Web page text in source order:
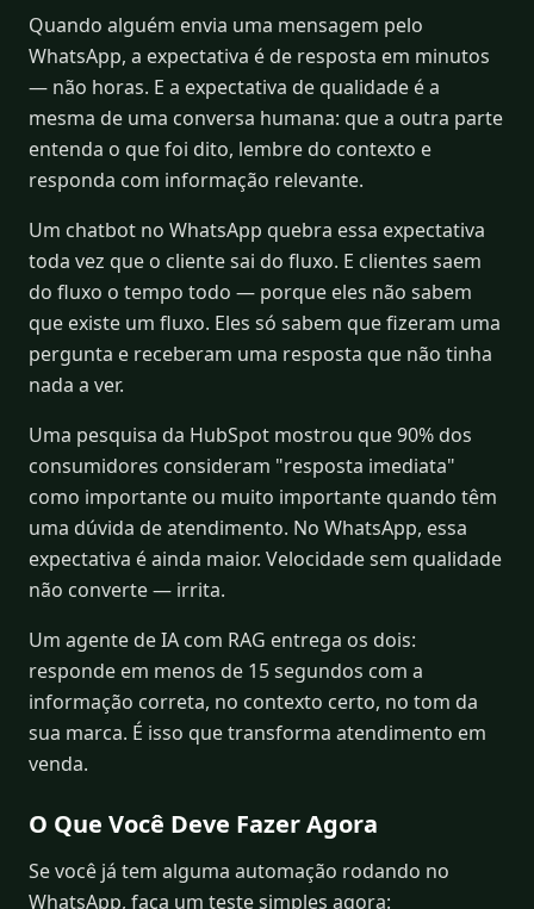
Quando alguém envia uma mensagem pelo
WhatsApp, a expectativa é de resposta em minutos
— não horas. E a expectativa de qualidade é a
mesma de uma conversa humana: que a outra parte
entenda o que foi dito, lembre do contexto e
responda com informação relevante.
Um chatbot no WhatsApp quebra essa expectativa
toda vez que o cliente sai do fluxo. E clientes saem
do fluxo o tempo todo — porque eles não sabem
que existe um fluxo. Eles só sabem que fizeram uma
pergunta e receberam uma resposta que não tinha
nada a ver.
Uma pesquisa da HubSpot mostrou que 90% dos
consumidores consideram "resposta imediata"
como importante ou muito importante quando têm
uma dúvida de atendimento. No WhatsApp, essa
expectativa é ainda maior. Velocidade sem qualidade
não converte — irrita.
Um agente de IA com RAG entrega os dois:
responde em menos de 15 segundos com a
informação correta, no contexto certo, no tom da
sua marca. É isso que transforma atendimento em
venda.
O Que Você Deve Fazer Agora
Se você já tem alguma automação rodando no
WhatsApp, faça um teste simples agora: